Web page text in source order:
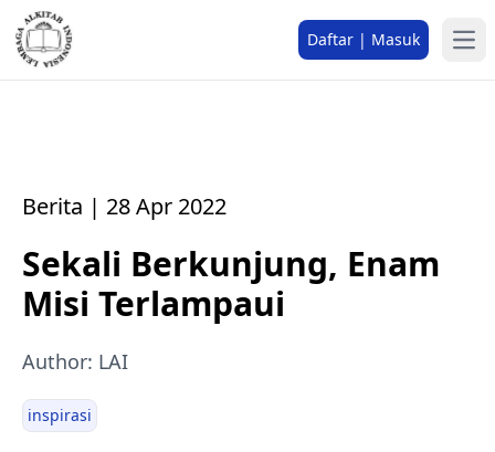
Daftar | Masuk
Berita | 28 Apr 2022
Sekali Berkunjung, Enam
Misi Terlampaui
Author: LAI
inspirasi